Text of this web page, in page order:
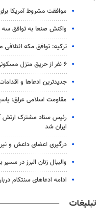
موافقت مشروط آمریکا
واکنش صنعا به توافق سه
ترکیه: توافق مکه ائتلافی
۶ نفر از حریق منزل مسکونی در مشهد نجات یافتند
جدیدترین ادعاها و
مقاومت اسلامی عراق:
رئیس ستاد مشترک ارتش
ایران شد
درگیری اعضای داعش و
والیبال زنان البرز در
ادامه ادعاهای سنتکام
تبلیغات